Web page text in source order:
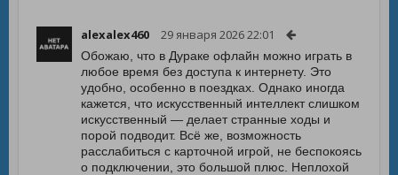
alexalex460 29 января 2026 22:01
Обожаю, что в Дураке офлайн можно играть в
любое время без доступа к интернету. Это
удобно, особенно в поездках. Однако иногда
кажется, что искусственный интеллект слишком
искусственный — делает странные ходы и
порой подводит. Всё же, возможность
расслабиться с карточной игрой, не беспокоясь
о подключении, это большой плюс. Неплохой